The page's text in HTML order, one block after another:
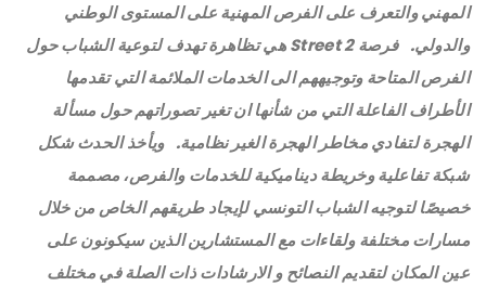
المهني والتعرف على الفرص المهنية على المستوى الوطني
والدولي.
فرصة Street 2 هي تظاهرة تهدف لتوعية الشباب حول
الفرص المتاحة وتوجيههم الى الخدمات الملائمة التي تقدمها
الأطراف الفاعلة التي من شأنها ان تغير تصوراتهم حول مسألة
الهجرة لتفادي مخاطر الهجرة الغير نظامية. ويأخذ الحدث شكل
شبكة تفاعلية وخريطة ديناميكية للخدمات والفرص، مصممة
خصيصًا لتوجيه الشباب التونسي لإيجاد طريقهم الخاص من خلال
مسارات مختلفة ولقاءات مع المستشارين الذين سيكونون على
عين المكان لتقديم النصائح و الارشادات ذات الصلة في مختلف